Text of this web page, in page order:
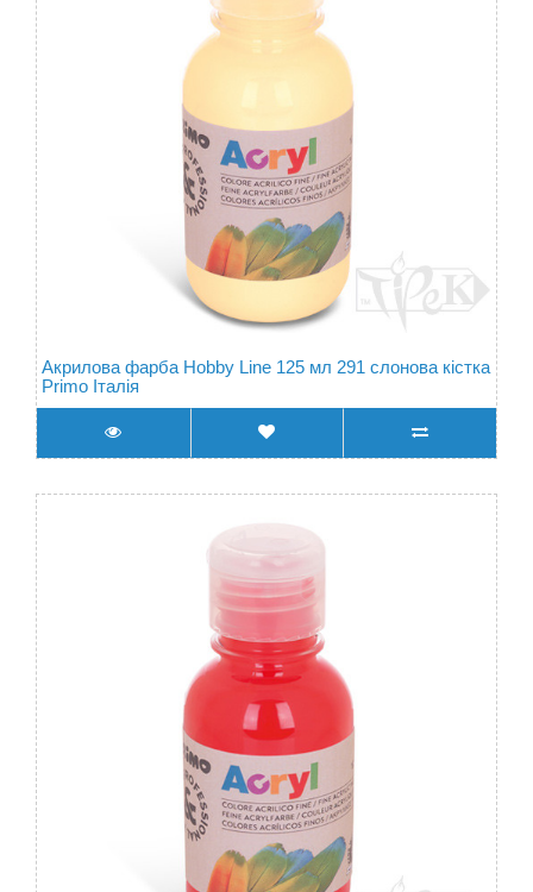
Акрилова фарба Hobby Line 125 мл 291 слонова кістка
Primo Італія